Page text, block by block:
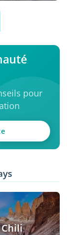
pour
Chili